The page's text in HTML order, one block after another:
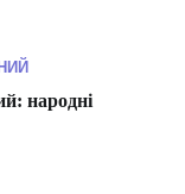
народні